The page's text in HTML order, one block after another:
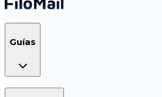
Guías